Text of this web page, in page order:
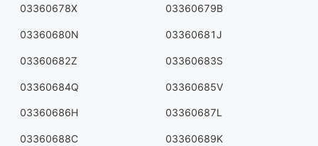
03360678X 03360679B
03360680N 03360681J
03360682Z 03360683S
03360684Q 03360685V
03360686H 03360687L
03360688C 03360689K